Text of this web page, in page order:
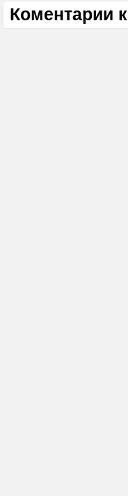
Коментарии к